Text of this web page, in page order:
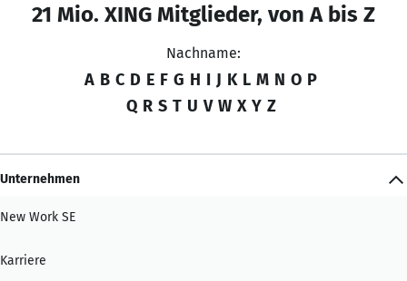
21 Mio. XING Mitglieder, von A bis Z
Nachname:
A B C D E F G H I J K L M N O P
Q R S T U V W X Y Z
Unternehmen
New Work SE
Karriere